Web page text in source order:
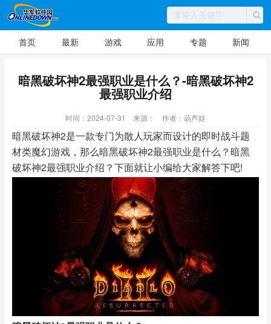
首页 最新 游戏 应用 专题 新闻
暗黑破坏神2最强职业是什么？-暗黑破坏神2
最强职业介绍
时间：2024-07-31 来源： 作者：葫芦娃
暗黑破坏神2是一款专门为散人玩家而设计的即时战斗题
材类魔幻游戏，那么暗黑破坏神2最强职业是什么？暗黑
破坏神2最强职业介绍？下面就让小编给大家解答下吧!